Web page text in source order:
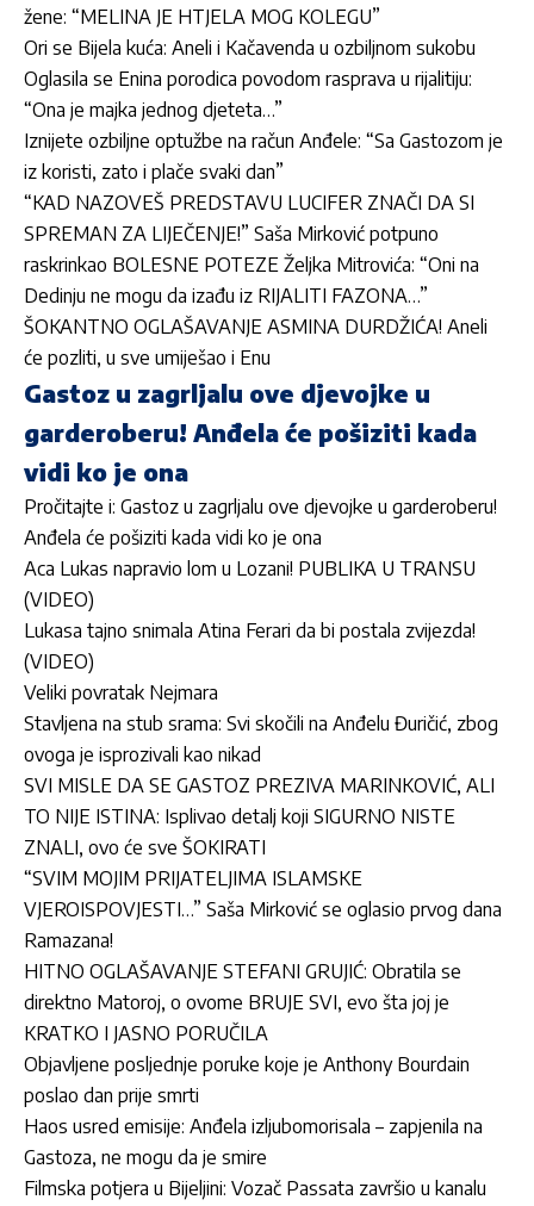
žene: “MELINA JE HTJELA MOG KOLEGU”
Ori se Bijela kuća: Aneli i Kačavenda u ozbiljnom sukobu
Oglasila se Enina porodica povodom rasprava u rijalitiju:
“Ona je majka jednog djeteta…”
Iznijete ozbiljne optužbe na račun Anđele: “Sa Gastozom je
iz koristi, zato i plače svaki dan”
“KAD NAZOVEŠ PREDSTAVU LUCIFER ZNAČI DA SI
SPREMAN ZA LIJEČENJE!” Saša Mirković potpuno
raskrinkao BOLESNE POTEZE Željka Mitrovića: “Oni na
Dedinju ne mogu da izađu iz RIJALITI FAZONA…”
ŠOKANTNO OGLAŠAVANJE ASMINA DURDŽIĆA! Aneli
će pozliti, u sve umiješao i Enu
Gastoz u zagrljalu ove djevojke u
garderoberu! Anđela će pošiziti kada
vidi ko je ona
Pročitajte i: Gastoz u zagrljalu ove djevojke u garderoberu!
Anđela će pošiziti kada vidi ko je ona
Aca Lukas napravio lom u Lozani! PUBLIKA U TRANSU
(VIDEO)
Lukasa tajno snimala Atina Ferari da bi postala zvijezda!
(VIDEO)
Veliki povratak Nejmara
Stavljena na stub srama: Svi skočili na Anđelu Đuričić, zbog
ovoga je isprozivali kao nikad
SVI MISLE DA SE GASTOZ PREZIVA MARINKOVIĆ, ALI
TO NIJE ISTINA: Isplivao detalj koji SIGURNO NISTE
ZNALI, ovo će sve ŠOKIRATI
“SVIM MOJIM PRIJATELJIMA ISLAMSKE
VJEROISPOVJESTI…” Saša Mirković se oglasio prvog dana
Ramazana!
HITNO OGLAŠAVANJE STEFANI GRUJIĆ: Obratila se
direktno Matoroj, o ovome BRUJE SVI, evo šta joj je
KRATKO I JASNO PORUČILA
Objavljene posljednje poruke koje je Anthony Bourdain
poslao dan prije smrti
Haos usred emisije: Anđela izljubomorisala – zapjenila na
Gastoza, ne mogu da je smire
Filmska potjera u Bijeljini: Vozač Passata završio u kanalu